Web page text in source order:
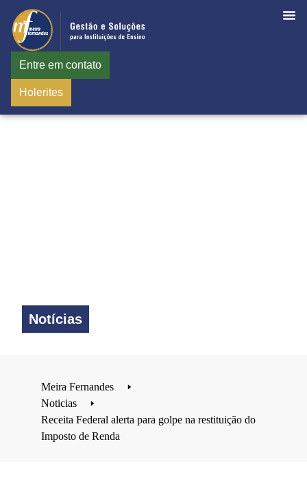
Entre em contato
Holerites
Notícias
Meira Fernandes
🢒
Noticias
🢒
Receita Federal alerta para golpe na restituição do
Imposto de Renda